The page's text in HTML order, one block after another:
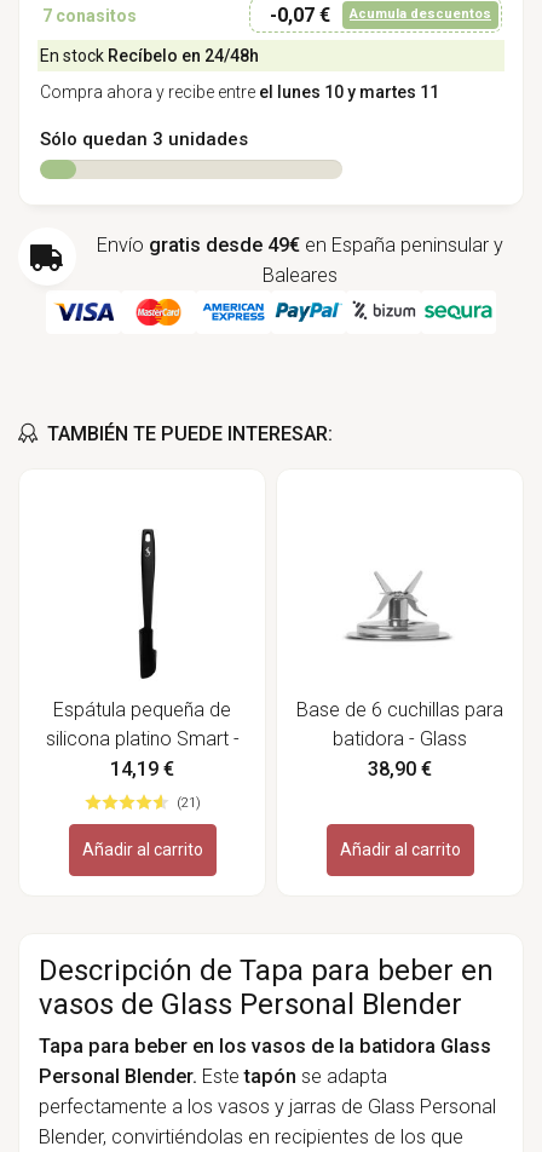
7 conasitos -0,07 € Acumula descuentos
En stock Recíbelo en 24/48h
Compra ahora y recibe entre el lunes 10 y martes 11
Sólo quedan 3 unidades
Envío gratis desde 49€ en España peninsular y
Baleares
TAMBIÉN TE PUEDE INTERESAR:
Espátula pequeña de
silicona platino Smart -
Lurch
14,19 €
(21)
Añadir al carrito
Base de 6 cuchillas para
batidora - Glass
Personal Blender
38,90 €
Añadir al carrito
Descripción de Tapa para beber en
vasos de Glass Personal Blender
Tapa para beber en los vasos de la batidora Glass
Personal Blender. Este tapón se adapta
perfectamente a los vasos y jarras de Glass Personal
Blender, convirtiéndolas en recipientes de los que